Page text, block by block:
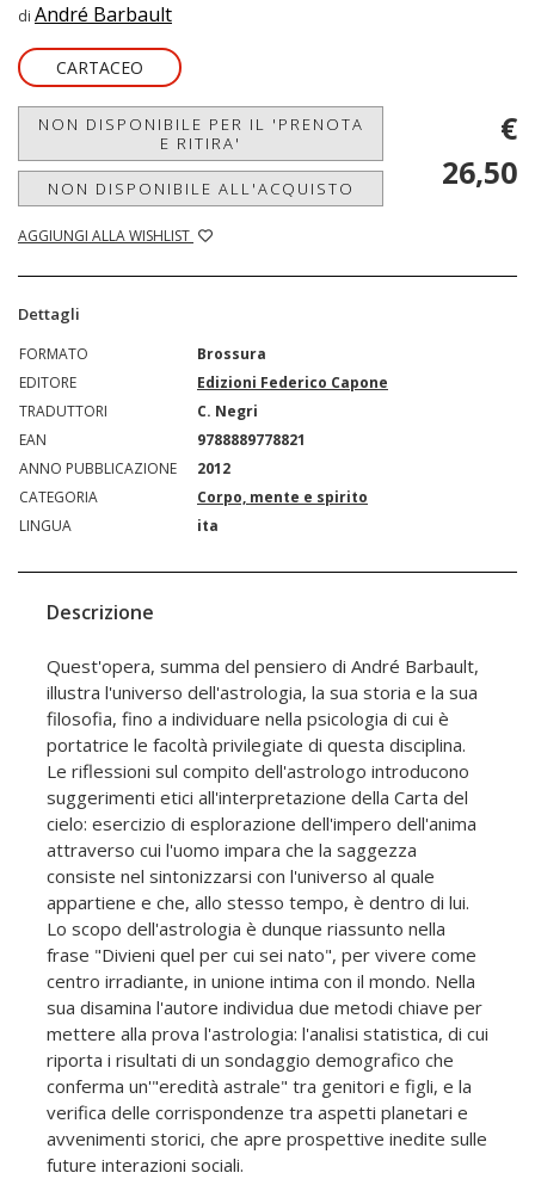
di André Barbault
CARTACEO
NON DISPONIBILE PER IL 'PRENOTA
E RITIRA'
NON DISPONIBILE ALL'ACQUISTO
AGGIUNGI ALLA WISHLIST
€
26,50
Dettagli
FORMATO
Brossura
EDITORE
Edizioni Federico Capone
TRADUTTORI
C. Negri
EAN
9788889778821
ANNO PUBBLICAZIONE
2012
CATEGORIA
Corpo, mente e spirito
LINGUA
ita
Descrizione
Quest'opera, summa del pensiero di André Barbault,
illustra l'universo dell'astrologia, la sua storia e la sua
filosofia, fino a individuare nella psicologia di cui è
portatrice le facoltà privilegiate di questa disciplina.
Le riflessioni sul compito dell'astrologo introducono
suggerimenti etici all'interpretazione della Carta del
cielo: esercizio di esplorazione dell'impero dell'anima
attraverso cui l'uomo impara che la saggezza
consiste nel sintonizzarsi con l'universo al quale
appartiene e che, allo stesso tempo, è dentro di lui.
Lo scopo dell'astrologia è dunque riassunto nella
frase "Divieni quel per cui sei nato", per vivere come
centro irradiante, in unione intima con il mondo. Nella
sua disamina l'autore individua due metodi chiave per
mettere alla prova l'astrologia: l'analisi statistica, di cui
riporta i risultati di un sondaggio demografico che
conferma un'"eredità astrale" tra genitori e figli, e la
verifica delle corrispondenze tra aspetti planetari e
avvenimenti storici, che apre prospettive inedite sulle
future interazioni sociali.